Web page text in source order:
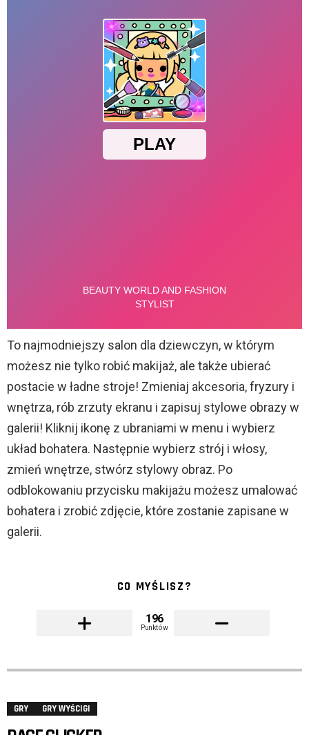
To najmodniejszy salon dla dziewczyn, w którym
możesz nie tylko robić makijaż, ale także ubierać
postacie w ładne stroje! Zmieniaj akcesoria, fryzury i
wnętrza, rób zrzuty ekranu i zapisuj stylowe obrazy w
galerii! Kliknij ikonę z ubraniami w menu i wybierz
układ bohatera. Następnie wybierz strój i włosy,
zmień wnętrze, stwórz stylowy obraz. Po
odblokowaniu przycisku makijażu możesz umalować
bohatera i zrobić zdjęcie, które zostanie zapisane w
galerii.
CO MYŚLISZ?
196
Punktów
GRY GRY WYŚCIGI